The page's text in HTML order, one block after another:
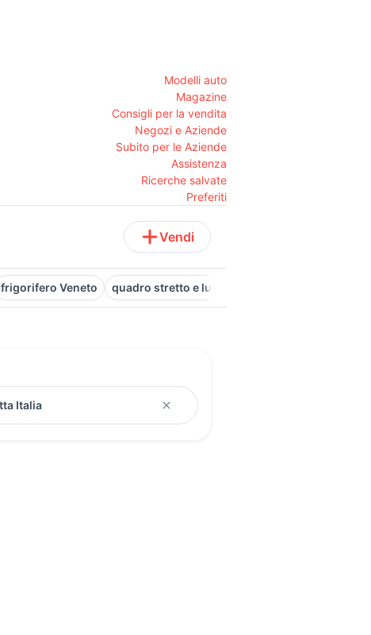
Modelli auto
Magazine
Consigli per la vendita
Negozi e Aziende
Subito per le Aziende
Assistenza
Ricerche salvate
Preferiti
Vendi
frigorifero Veneto quadro stretto e lungo